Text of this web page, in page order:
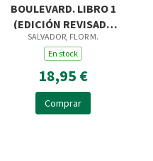
BOULEVARD. LIBRO 1
(EDICIÓN REVISADA
POR LA AUTORA)
SALVADOR, FLOR M.
En stock
18,95 €
Comprar